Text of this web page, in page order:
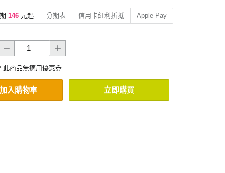
146 元起 分期表 信用卡紅利折抵 Apple Pay
此商品無適用優惠券
加入購物車 立即購買